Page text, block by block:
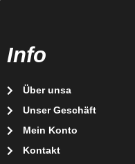
Info
Über unsa
Unser Geschäft
Mein Konto
Kontakt